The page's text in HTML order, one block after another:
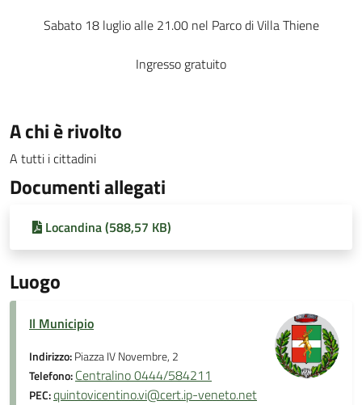
Sabato 18 luglio alle 21.00 nel Parco di Villa Thiene
Ingresso gratuito
A chi è rivolto
A tutti i cittadini
Documenti allegati
Locandina (588,57 KB)
Luogo
Il Municipio
Indirizzo:Piazza IV Novembre, 2
Telefono:Centralino 0444/584211
PEC:quintovicentino.vi@cert.ip-veneto.net